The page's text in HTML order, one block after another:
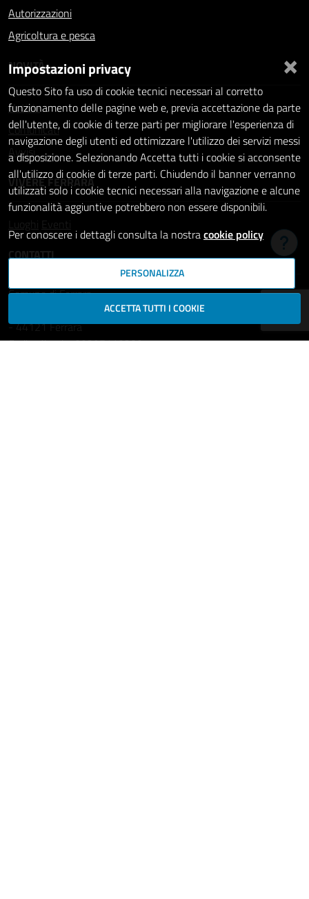
Autorizzazioni
Agricoltura e pesca
NOVITÀ
Notizie
Comunicati
Avvisi
VIVERE FERRARA
Luoghi
Eventi
CONTATTI
Comune di Ferrara
Piazza del Municipio, 2
- 44121 Ferrara
Codice fiscale: 00297110389
×
Impostazioni privacy
Questo Sito fa uso di cookie tecnici necessari al corretto
funzionamento delle pagine web e, previa accettazione da parte
dell'utente, di cookie di terze parti per migliorare l'esperienza di
navigazione degli utenti ed ottimizzare l'utilizzo dei servizi messi
a disposizione. Selezionando Accetta tutti i cookie si acconsente
all'utilizzo di cookie di terze parti. Chiudendo il banner verranno
utilizzati solo i cookie tecnici necessari alla navigazione e alcune
funzionalità aggiuntive potrebbero non essere disponibili.
Per conoscere i dettagli consulta la nostracookie policy
PERSONALIZZA
ACCETTA TUTTI I COOKIE
Hai